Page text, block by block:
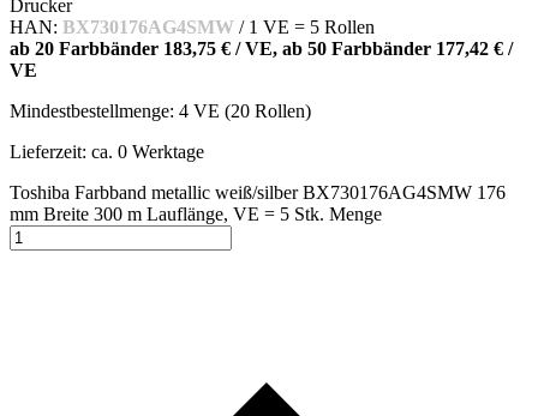
Drucker
HAN: BX730176AG4SMW / 1 VE = 5 Rollen
ab 20 Farbbänder 183,75 € / VE, ab 50 Farbbänder 177,42 € /
VE
Mindestbestellmenge: 4 VE (20 Rollen)
Lieferzeit: ca. 0 Werktage
Toshiba Farbband metallic weiß/silber BX730176AG4SMW 176
mm Breite 300 m Lauflänge, VE = 5 Stk. Menge